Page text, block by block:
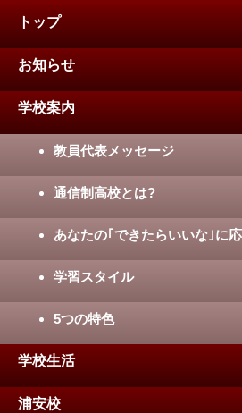
トップ
お知らせ
学校案内
教員代表メッセージ
通信制高校とは?
あなたの｢できたらいいな｣に
学習スタイル
5つの特色
学校生活
浦安校